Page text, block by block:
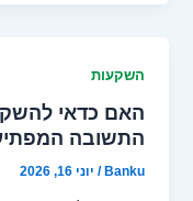
השקעות
האם כדאי
התשובה
Banku
/ יוני 16, 2026